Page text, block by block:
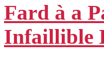
Fard à a
Infaillible